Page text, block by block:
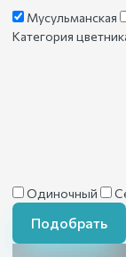
Мусульманская
Категория
Одиночный
Подобрать